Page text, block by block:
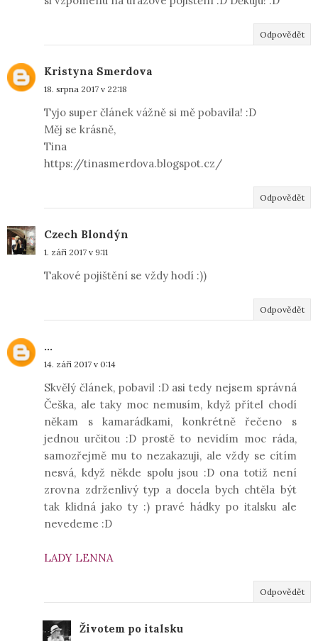
Odpovědět
Kristyna Smerdova
18. srpna 2017 v 22:18
Tyjo super článek vážně si mě pobavila! :D
Měj se krásně,
Tina
https://tinasmerdova.blogspot.cz/
Odpovědět
Czech Blondýn
1. září 2017 v 9:11
Takové pojištění se vždy hodí :))
Odpovědět
...
14. září 2017 v 0:14
Skvělý článek, pobavil :D asi tedy nejsem správná
Češka, ale taky moc nemusím, když přítel chodí
někam s kamarádkami, konkrétně řečeno s
jednou určitou :D prostě to nevidím moc ráda,
samozřejmě mu to nezakazuji, ale vždy se cítím
nesvá, když někde spolu jsou :D ona totiž není
zrovna zdrženlivý typ a docela bych chtěla být
tak klidná jako ty :) pravé hádky po italsku ale
nevedeme :D
LADY LENNA
Odpovědět
Životem po italsku